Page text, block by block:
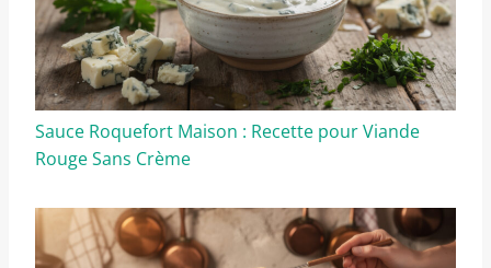
Sauce Roquefort Maison : Recette pour Viande
Rouge Sans Crème